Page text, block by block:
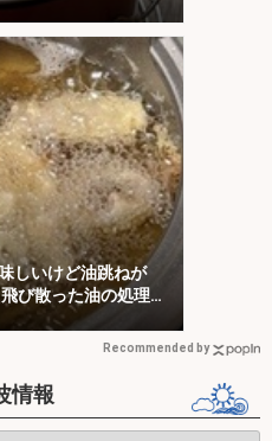
しいけど油跳ねが
び散った油の処理
Recommended by
情報